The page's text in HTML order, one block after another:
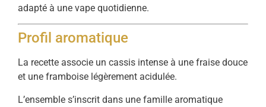
adapté à une vape quotidienne.
Profil aromatique
La recette associe un cassis intense à une fraise douce
et une framboise légèrement acidulée.
L’ensemble s’inscrit dans une famille aromatique